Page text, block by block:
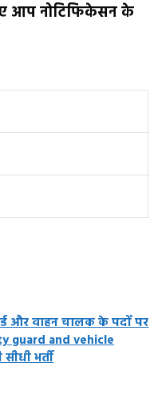
आप नोटिफिकेसन के
और वाहन चालक के पदों पर
guard and vehicle
भर्ती